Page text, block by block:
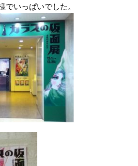
でいっぱいでした。